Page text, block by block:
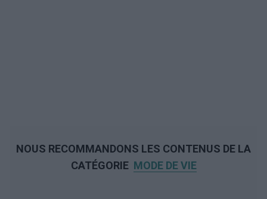
NOUS RECOMMANDONS LES CONTENUS DE LA
CATÉGORIE MODE DE VIE